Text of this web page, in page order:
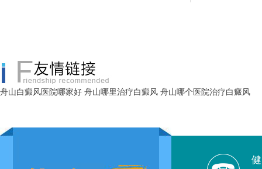
舟山白癜风医院哪家好 舟山哪里治疗白癜风 舟山哪个医院治疗白癜风